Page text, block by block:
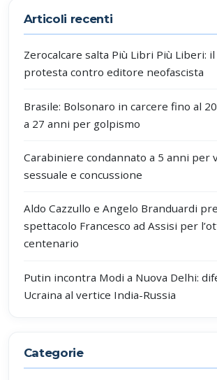
Articoli recenti
Zerocalcare salta Più Libri Più Liberi:
protesta contro editore neofascista
Brasile: Bolsonaro in carcere fino al
a 27 anni per golpismo
Carabiniere condannato a 5 anni per
sessuale e concussione
Aldo Cazzullo e Angelo Branduardi
spettacolo Francesco ad Assisi per
centenario
Putin incontra Modi a Nuova Delhi:
Ucraina al vertice India-Russia
Categorie